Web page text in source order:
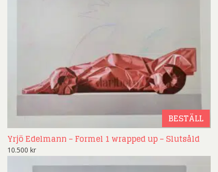
BESTÄLL
Yrjö Edelmann – Formel 1 wrapped up – Slutsåld
10.500 kr